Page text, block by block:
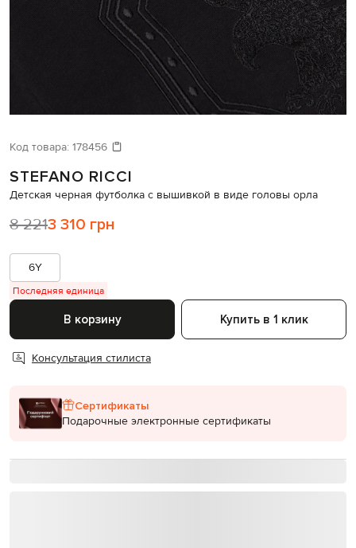
Код товара: 178456
STEFANO RICCI
Детская черная футболка с вышивкой в виде головы орла
8 2213 310 грн
6Y
Последняя единица
В корзину Купить в 1 клик
Консультация стилиста
Сертификаты
Подарочные электронные сертификаты